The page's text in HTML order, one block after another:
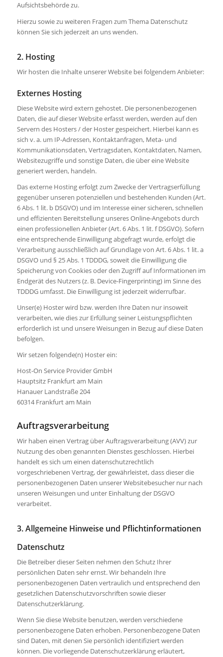
Aufsichtsbehörde zu.
Hierzu sowie zu weiteren Fragen zum Thema Datenschutz
können Sie sich jederzeit an uns wenden.
2. Hosting
Wir hosten die Inhalte unserer Website bei folgendem Anbieter:
Externes Hosting
Diese Website wird extern gehostet. Die personenbezogenen
Daten, die auf dieser Website erfasst werden, werden auf den
Servern des Hosters / der Hoster gespeichert. Hierbei kann es
sich v. a. um IP-Adressen, Kontaktanfragen, Meta- und
Kommunikationsdaten, Vertragsdaten, Kontaktdaten, Namen,
Websitezugriffe und sonstige Daten, die über eine Website
generiert werden, handeln.
Das externe Hosting erfolgt zum Zwecke der Vertragserfüllung
gegenüber unseren potenziellen und bestehenden Kunden (Art.
6 Abs. 1 lit. b DSGVO) und im Interesse einer sicheren, schnellen
und effizienten Bereitstellung unseres Online-Angebots durch
einen professionellen Anbieter (Art. 6 Abs. 1 lit. f DSGVO). Sofern
eine entsprechende Einwilligung abgefragt wurde, erfolgt die
Verarbeitung ausschließlich auf Grundlage von Art. 6 Abs. 1 lit. a
DSGVO und § 25 Abs. 1 TDDDG, soweit die Einwilligung die
Speicherung von Cookies oder den Zugriff auf Informationen im
Endgerät des Nutzers (z. B. Device-Fingerprinting) im Sinne des
TDDDG umfasst. Die Einwilligung ist jederzeit widerrufbar.
Unser(e) Hoster wird bzw. werden Ihre Daten nur insoweit
verarbeiten, wie dies zur Erfüllung seiner Leistungspflichten
erforderlich ist und unsere Weisungen in Bezug auf diese Daten
befolgen.
Wir setzen folgende(n) Hoster ein:
Host-On Service Provider GmbH
Hauptsitz Frankfurt am Main
Hanauer Landstraße 204
60314 Frankfurt am Main
Auftragsverarbeitung
Wir haben einen Vertrag über Auftragsverarbeitung (AVV) zur
Nutzung des oben genannten Dienstes geschlossen. Hierbei
handelt es sich um einen datenschutzrechtlich
vorgeschriebenen Vertrag, der gewährleistet, dass dieser die
personenbezogenen Daten unserer Websitebesucher nur nach
unseren Weisungen und unter Einhaltung der DSGVO
verarbeitet.
3. Allgemeine Hinweise und Pflicht­informationen
Datenschutz
Die Betreiber dieser Seiten nehmen den Schutz Ihrer
persönlichen Daten sehr ernst. Wir behandeln Ihre
personenbezogenen Daten vertraulich und entsprechend den
gesetzlichen Datenschutzvorschriften sowie dieser
Datenschutzerklärung.
Wenn Sie diese Website benutzen, werden verschiedene
personenbezogene Daten erhoben. Personenbezogene Daten
sind Daten, mit denen Sie persönlich identifiziert werden
können. Die vorliegende Datenschutzerklärung erläutert,